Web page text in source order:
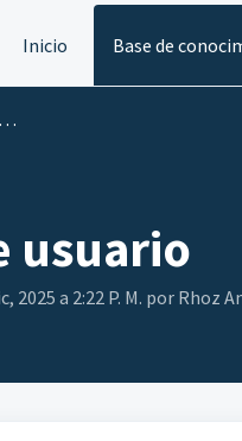
Inicio Base de
usuario
a 2:22 P. M. por Rhoz